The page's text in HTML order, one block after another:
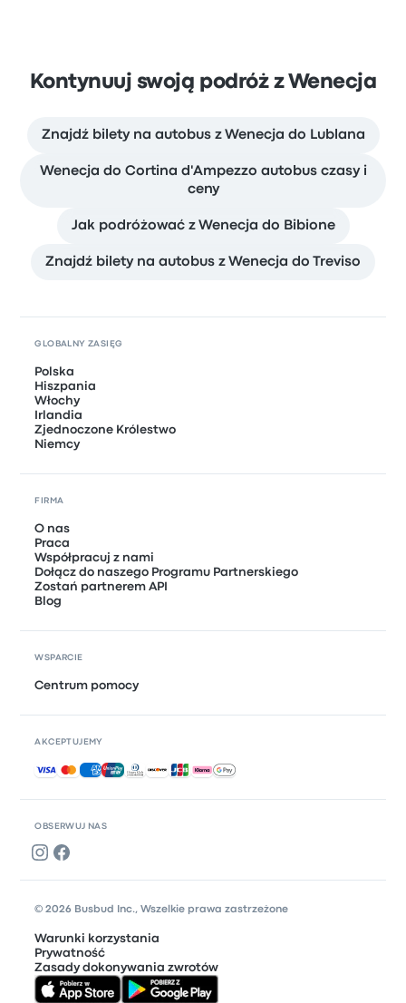
Kontynuuj swoją podróż z Wenecja
Znajdź bilety na autobus z Wenecja do Lublana
Wenecja do Cortina d'Ampezzo autobus czasy i
ceny
Jak podróżować z Wenecja do Bibione
Znajdź bilety na autobus z Wenecja do Treviso
OBSERWUJ NAS
GLOBALNY ZASIĘG
Polska
Hiszpania
Włochy
Irlandia
Zjednoczone Królestwo
Niemcy
FIRMA
O nas
Praca
Współpracuj z nami
Dołącz do naszego Programu Partnerskiego
Zostań partnerem API
Blog
WSPARCIE
Centrum pomocy
AKCEPTUJEMY
Akceptowane płatności
© 2026 Busbud Inc., Wszelkie prawa zastrzeżone
Warunki korzystania
Prywatność
Zasady dokonywania zwrotów